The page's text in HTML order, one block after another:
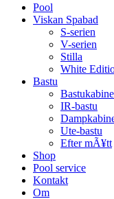
Pool
Viskan Spabad
S-serien
V-serien
Stilla
White
Bastu
IR-bastu
Ute-bastu
Efter mÃ¥tt
Shop
Pool service
Kontakt
Om